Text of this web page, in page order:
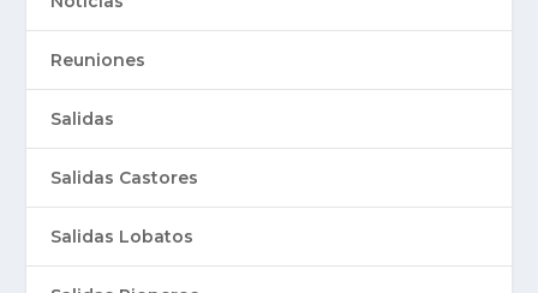
Reuniones
Salidas
Salidas Castores
Salidas Lobatos